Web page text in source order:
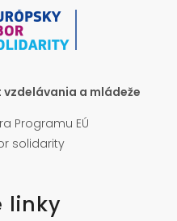
a mládeže
Programu EÚ
solidarity
linky